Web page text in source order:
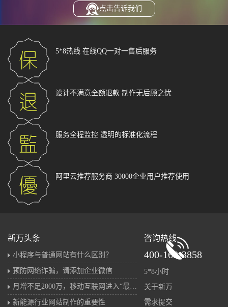
点击告诉我们
5*8热线 在线QQ一对一售后服务
设计不满意全额退款 制作无后顾之忧
服务全程监控 透明的标准化流程
阿里云推荐服务商 30000企业用户推荐使用
新万头条
小程序与普通网站有什么区别？
预防网络诈骗，请添加企业微信
新能源行业网站制作的重要性
咨询热线
400-168-3858
5*8小时
关于新万
需求提交